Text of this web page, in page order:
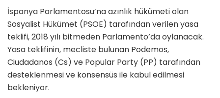
İspanya Parlamentosu’na azınlık hükümeti olan
Sosyalist Hükümet (PSOE) tarafından verilen yasa
teklifi, 2018 yılı bitmeden Parlamento’da oylanacak.
Yasa teklifinin, mecliste bulunan Podemos,
Ciudadanos (Cs) ve Popular Party (PP) tarafından
desteklenmesi ve konsensüs ile kabul edilmesi
bekleniyor.